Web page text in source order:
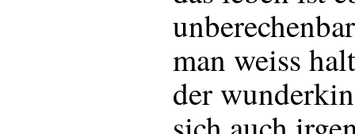
man weiss
der